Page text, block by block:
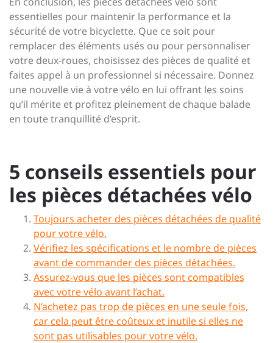
essentielles pour maintenir la performance et la
sécurité de votre bicyclette. Que ce soit pour
remplacer des éléments usés ou pour personnaliser
votre deux-roues, choisissez des pièces de qualité et
faites appel à un professionnel si nécessaire. Donnez
une nouvelle vie à votre vélo en lui offrant les soins
qu’il mérite et profitez pleinement de chaque balade
en toute tranquillité d’esprit.
5 conseils essentiels pour
les pièces détachées vélo
Toujours acheter des pièces détachées de qualité
pour votre vélo.
Vérifiez les spécifications et le nombre de pièces
avant de commander des pièces détachées.
Assurez-vous que les pièces sont compatibles
avec votre vélo avant l’achat.
N’achetez pas trop de pièces en une seule fois,
car cela peut être coûteux et inutile si elles ne
sont pas utilisables pour votre vélo.